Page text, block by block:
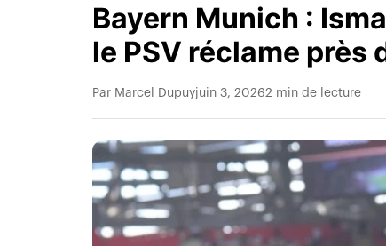
Bayern Munich :
le PSV réclame près
Par Marcel Dupuyjuin 3, 20262 min de lecture